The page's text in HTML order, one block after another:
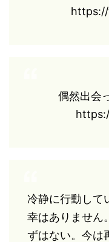
偶然出会
冷静に行動して
幸はありません
ずはない。今は